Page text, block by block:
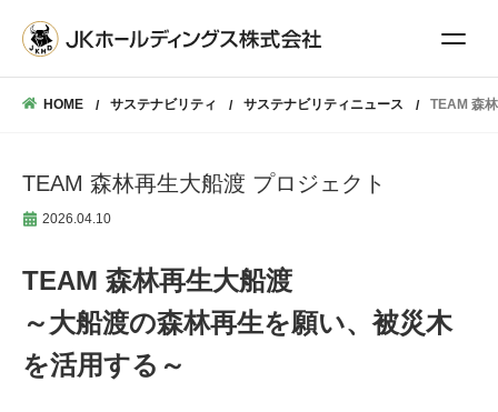
HOME サステナビリティ サステナビリティニュース TEAM 森
TEAM 森林再生大船渡 プロジェクト
2026.04.10
TEAM 森林再生大船渡
～大船渡の森林再生を願い、被災木
を活用する～